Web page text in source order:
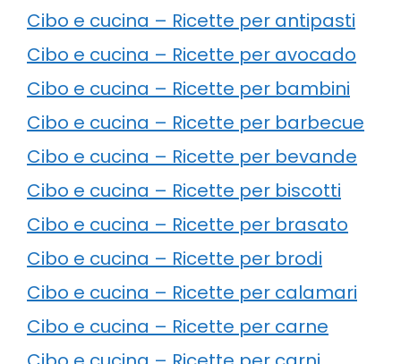
Cibo e cucina – Ricette per antipasti
Cibo e cucina – Ricette per avocado
Cibo e cucina – Ricette per bambini
Cibo e cucina – Ricette per barbecue
Cibo e cucina – Ricette per bevande
Cibo e cucina – Ricette per biscotti
Cibo e cucina – Ricette per brasato
Cibo e cucina – Ricette per brodi
Cibo e cucina – Ricette per calamari
Cibo e cucina – Ricette per carne